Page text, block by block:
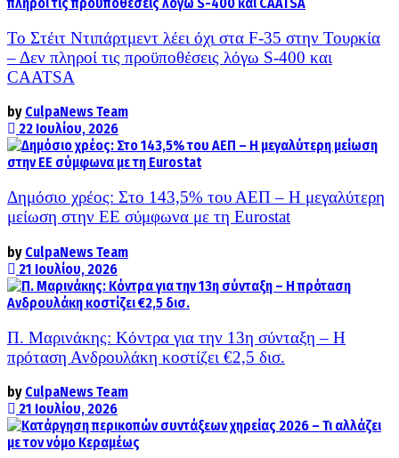
Το Στέιτ Ντιπάρτμεντ λέει όχι στα F-35 στην Τουρκία
– Δεν πληροί τις προϋποθέσεις λόγω S-400 και
CAATSA
by CulpaNews Team
22 Ιουλίου, 2026
Δημόσιο χρέος: Στο 143,5% του ΑΕΠ – Η μεγαλύτερη
μείωση στην ΕΕ σύμφωνα με τη Eurostat
by CulpaNews Team
21 Ιουλίου, 2026
Π. Μαρινάκης: Κόντρα για την 13η σύνταξη – Η
πρόταση Ανδρουλάκη κοστίζει €2,5 δισ.
by CulpaNews Team
21 Ιουλίου, 2026